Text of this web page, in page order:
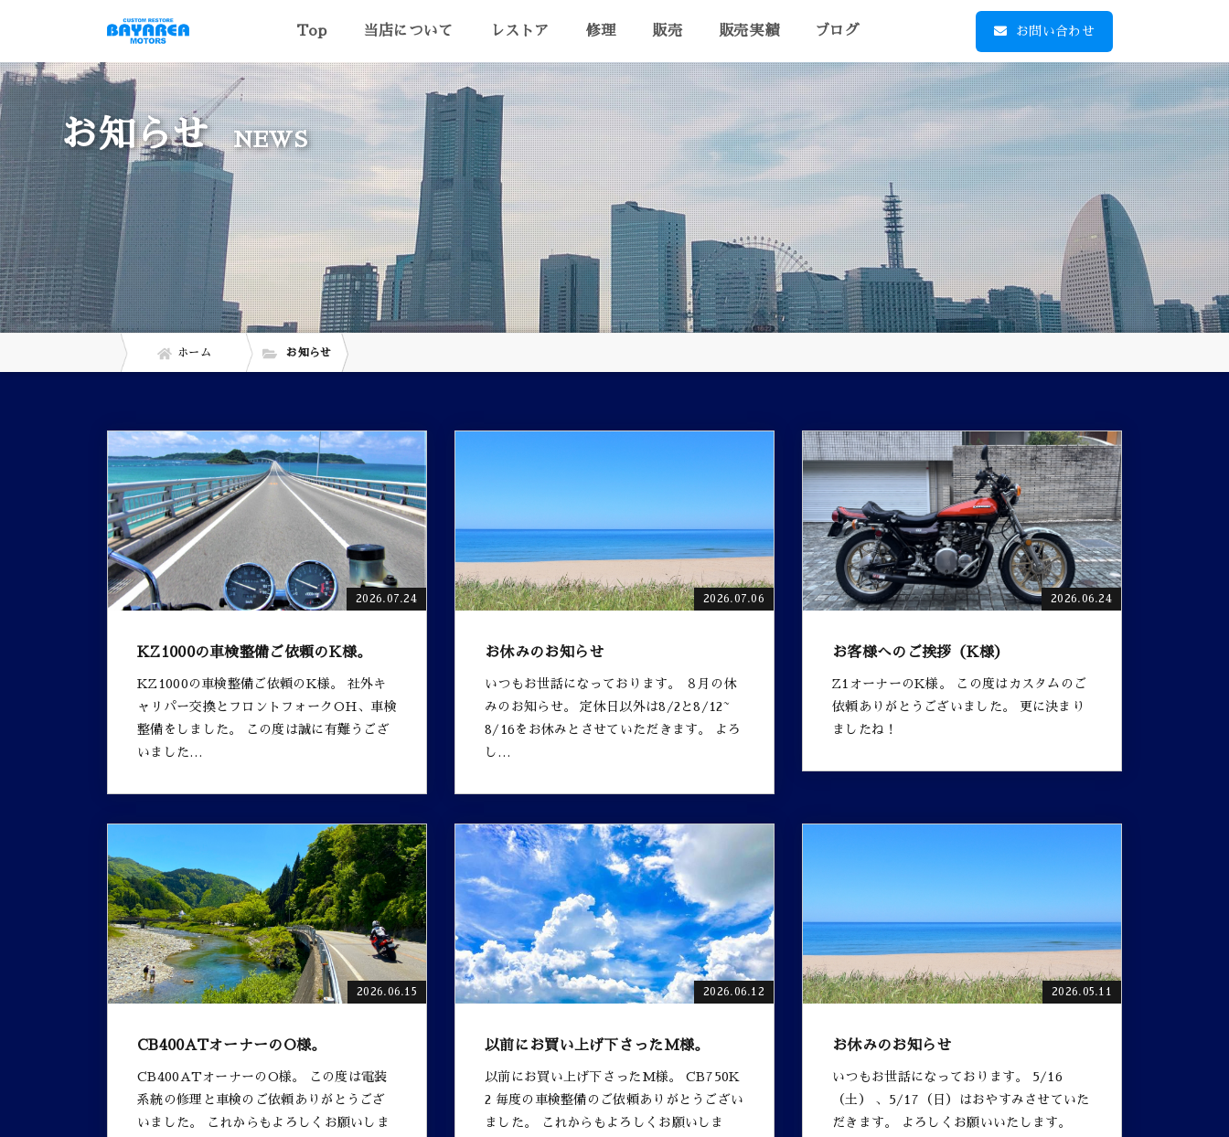
Top 当店について レストア 修理 販売 販売実績 ブログ お問い合わせ
お知らせ NEWS
ホーム お知らせ
2026.07.24
KZ1000の車検整備ご依頼のK様。
KZ1000の車検整備ご依頼のK様。 社外キ
ャリパー交換とフロントフォークOH、車検
整備をしました。 この度は誠に有難うござ
いました…
2026.07.06
お休みのお知らせ
いつもお世話になっております。 ８月の休
みのお知らせ。 定休日以外は8/2と8/12~
8/16をお休みとさせていただきます。 よろ
し…
2026.06.24
お客様へのご挨拶（K様）
Z1オーナーのK様。 この度はカスタムのご
依頼ありがとうございました。 更に決まり
ましたね！
2026.06.15
CB400ATオーナーのO様。
CB400ATオーナーのO様。 この度は電装
系統の修理と車検のご依頼ありがとうござ
いました。 これからもよろしくお願いしま
2026.06.12
以前にお買い上げ下さったM様。
以前にお買い上げ下さったM様。 CB750K
2 毎度の車検整備のご依頼ありがとうござい
ました。 これからもよろしくお願いしま
2026.05.11
お休みのお知らせ
いつもお世話になっております。 5/16
（土） 、5/17（日）はおやすみさせていた
だきます。 よろしくお願いいたします。